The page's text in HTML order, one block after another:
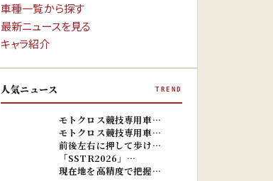
車種一覧から探す
最新ニュースを見る
キャラ紹介
人気ニュース TREND
※画像はイ
モトクロス競技専用車…
モトクロス競技専用車…
前後左右に押して歩け…
「SSTR2026」…
現在地を高精度で把握…